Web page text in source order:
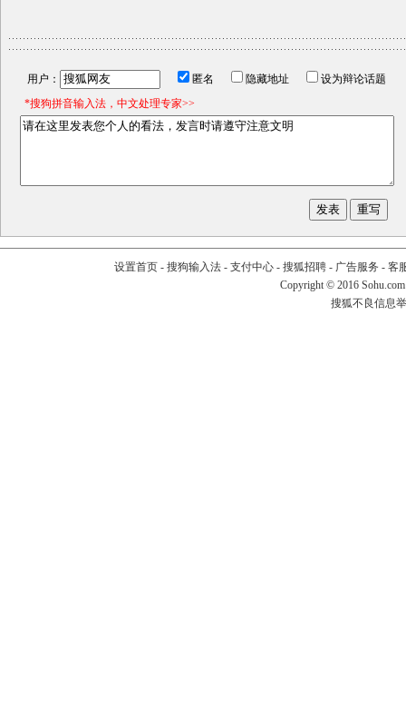
用户： 匿名 隐藏地址
设为辩论话题
*搜狗拼音输入法，中文处理专家>>
设置首页- 搜狗输入法- 支付中心- 搜狐招聘- 广告服务 - 客
Copyright © 2016
搜狐不良信息